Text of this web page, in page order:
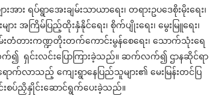
ပ်ရွာအေးချမ်းသာယာရေး၊ တရားဥပဒေစိုးမိုးရေး၊
း အကြိမ်ပြည့်ထိုးနှံနိုင်ရေး၊ စိုက်ပျိုးရေး၊ မွေးမြူရေး၊
လမ်းတံတားကဏ္ဍတိုးတက်ကောင်းမွန်စေရေး၊ သောက်သုံးရေ
၍ ရှင်းလင်းပြောကြားခဲ့သည်။ ဆက်လက်၍ ဌာနဆိုင်ရာ
ာသည့် ကျေးရွာနေပြည်သူများ၏ မေးမြန်းတင်ပြ
င်းစပ်ညှိနှိုင်းဆောင်ရွက်ပေးခဲ့သည်။